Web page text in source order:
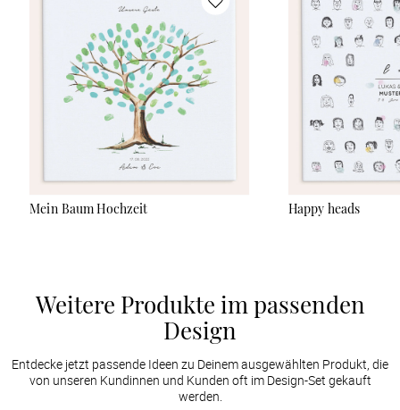
Mein Baum Hochzeit Happy heads
Weitere Produkte im passenden
Design
Entdecke jetzt passende Ideen zu Deinem ausgewählten Produkt, die
von unseren Kundinnen und Kunden oft im Design-Set gekauft
werden.